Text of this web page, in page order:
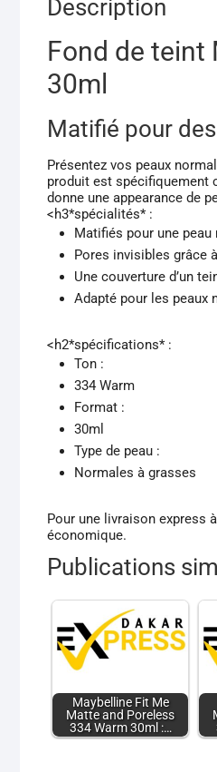
Description
Fond de teint
30ml
Matifié pour
Présentez vos peaux
produit est spécifiquement
donne une appearance de
<h3*spécialités* :
Matifiés pour une
Pores invisibles grâce
Une couverture d’un
Adapté pour les peaux
<h2*spécifications* :
Ton :
334 Warm
Format :
30ml
Type de peau :
Normales à grasses
Pour une livraison express
économique.
Publications
Maybelline Fit Me
Matte and Poreless
334 Warm 30ml :…